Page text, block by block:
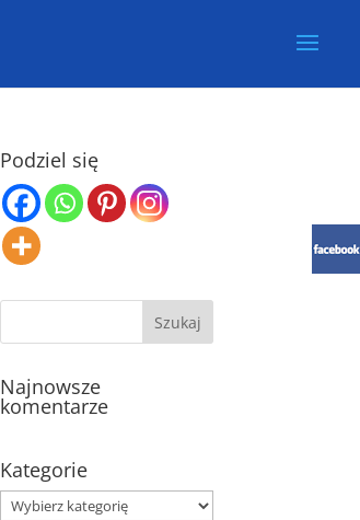
Podziel się
Najnowsze
komentarze
Kategorie
Kategorie